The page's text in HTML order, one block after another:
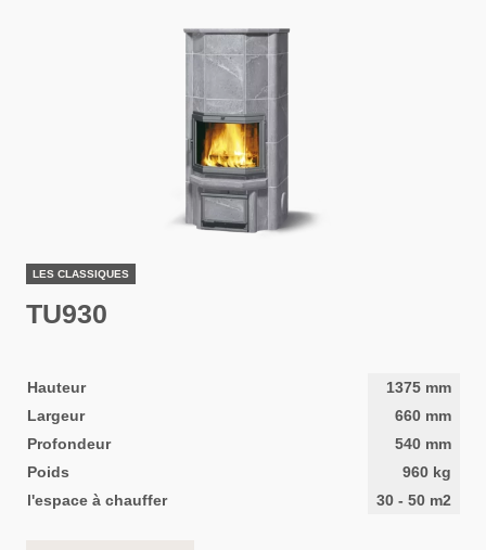
LES CLASSIQUES
TU930
Hauteur 1375 mm
Largeur
660 mm
Profondeur
540 mm
Poids
960 kg
l'espace à chauffer
30 - 50 m2